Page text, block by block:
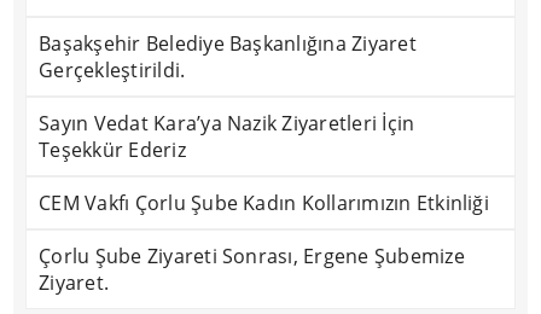
Başakşehir Belediye Başkanlığına Ziyaret
Gerçekleştirildi.
Sayın Vedat Kara’ya Nazik Ziyaretleri İçin
Teşekkür Ederiz
CEM Vakfı Çorlu Şube Kadın Kollarımızın Etkinliği
Çorlu Şube Ziyareti Sonrası, Ergene Şubemize
Ziyaret.